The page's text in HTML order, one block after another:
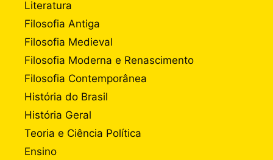
Literatura
Filosofia Antiga
Filosofia Medieval
Filosofia Moderna e Renascimento
Filosofia Contemporânea
História do Brasil
História Geral
Teoria e Ciência Política
Ensino